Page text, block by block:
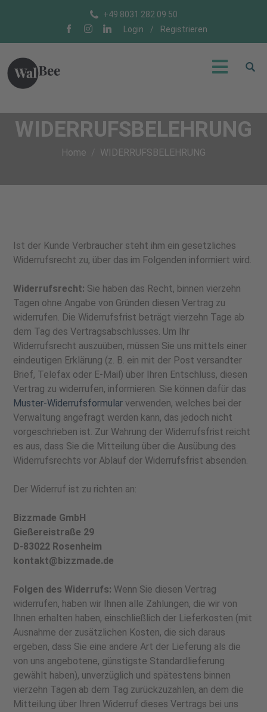
+49 8031 282 09 50
Login
/ Registrieren
WIDERRUFSBELEHRUNG
Home WIDERRUFSBELEHRUNG
Ist der Kunde Verbraucher steht ihm ein gesetzliches
Widerrufsrecht zu, über das im Folgenden informiert wird.
Widerrufsrecht: Sie haben das Recht, binnen vierzehn
Tagen ohne Angabe von Gründen diesen Vertrag zu
widerrufen. Die Widerrufsfrist beträgt vierzehn Tage ab
dem Tag des Vertragsabschlusses. Um Ihr
Widerrufsrecht auszuüben, müssen Sie uns mittels einer
eindeutigen Erklärung (z. B. ein mit der Post versandter
Brief, Telefax oder E-Mail) über Ihren Entschluss, diesen
Vertrag zu widerrufen, informieren. Sie können dafür das
Muster-Widerrufsformular verwenden, welches bei der
Verwaltung angefragt werden kann, das jedoch nicht
vorgeschrieben ist. Zur Wahrung der Widerrufsfrist reicht
es aus, dass Sie die Mitteilung über die Ausübung des
Widerrufsrechts vor Ablauf der Widerrufsfrist absenden.
Der Widerruf ist zu richten an:
Bizzmade GmbH
Gießereistraße 29
D-83022 Rosenheim
kontakt@bizzmade.de
Folgen des Widerrufs: Wenn Sie diesen Vertrag
widerrufen, haben wir Ihnen alle Zahlungen, die wir von
Ihnen erhalten haben, einschließlich der Lieferkosten (mit
Ausnahme der zusätzlichen Kosten, die sich daraus
ergeben, dass Sie eine andere Art der Lieferung als die
von uns angebotene, günstigste Standardlieferung
gewählt haben), unverzüglich und spätestens binnen
vierzehn Tagen ab dem Tag zurückzuzahlen, an dem die
Mitteilung über Ihren Widerruf dieses Vertrags bei uns